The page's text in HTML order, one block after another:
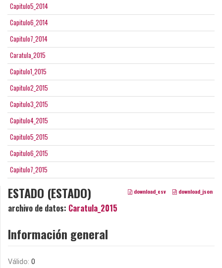
Capitulo5_2014
Capitulo6_2014
Capitulo7_2014
Caratula_2015
Capitulo1_2015
Capitulo2_2015
Capitulo3_2015
Capitulo4_2015
Capitulo5_2015
Capitulo6_2015
Capitulo7_2015
download_csv download_json
ESTADO (ESTADO)
archivo de datos: Caratula_2015
Información general
Válido: 0